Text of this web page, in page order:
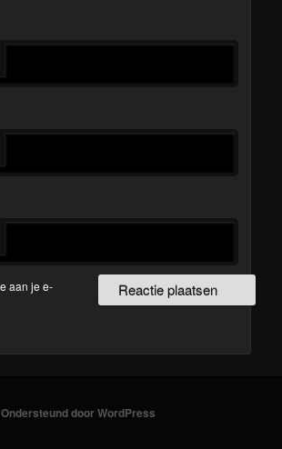
aan je e-
Ondersteund door WordPress